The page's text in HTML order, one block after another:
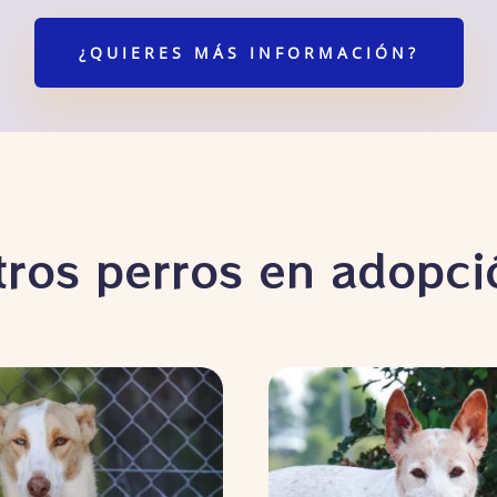
¿QUIERES MÁS INFORMACIÓN?
perros en